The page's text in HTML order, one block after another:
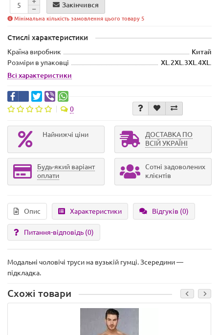
Закінчився
Мінімальна кількість замовлення цього товару 5
Стислі характеристики
Країна виробник
Китай
Розміри в упаковці
XL.2XL.3XL.4XL.
Всі характеристики
0
Найнижчі ціни
ДОСТАВКА ПО
ВСІЙ УКРАЇНІ
Будь-який варіант
оплати
Сотні задоволених
клієнтів
Опис Характеристики Відгуків (0)
Питання-відповідь (0)
Модальні чоловічі труси на вузькій гумці. Зсередини —
підкладка.
Схожі товари